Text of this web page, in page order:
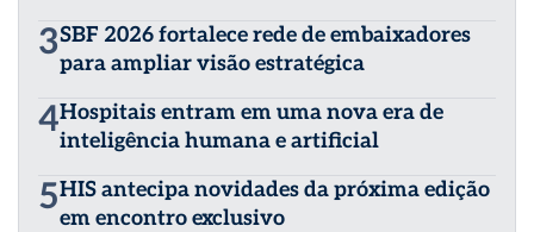
3SBF 2026 fortalece rede de embaixadores
para ampliar visão estratégica
4Hospitais entram em uma nova era de
inteligência humana e artificial
5HIS antecipa novidades da próxima edição
em encontro exclusivo